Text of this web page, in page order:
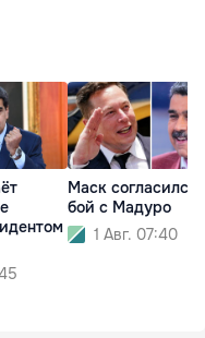
Маск согласился
бой с Мадуро
1 Авг. 07:40